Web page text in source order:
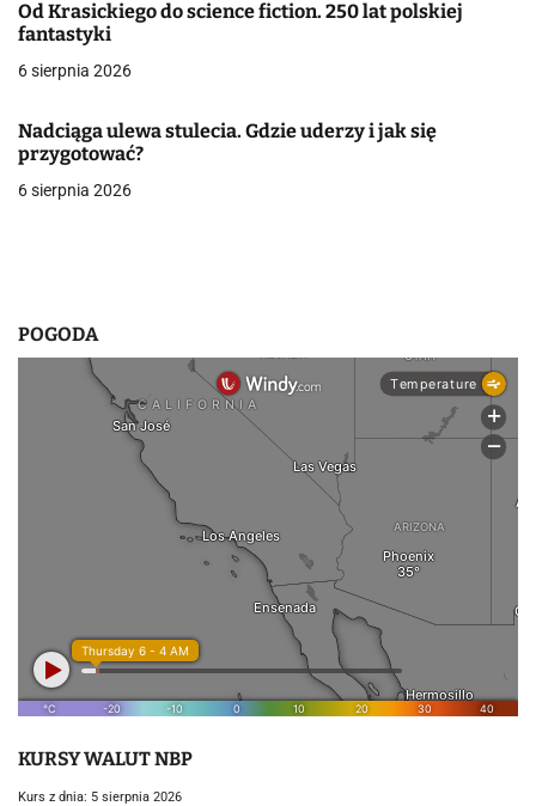
p
s
u
Od Krasickiego do science fiction. 250 lat polskiej
fantastyki
6 sierpnia 2026
Nadciąga ulewa stulecia. Gdzie uderzy i jak się
przygotować?
6 sierpnia 2026
POGODA
KURSY WALUT NBP
Kurs z dnia: 5 sierpnia 2026